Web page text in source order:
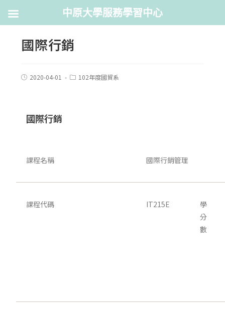
國際行銷
2020-04-01 102年度國貿系
國際行銷
課程名稱 國際行銷管理
課程代碼 IT215E
學
分
數
中原大學服務學習中心